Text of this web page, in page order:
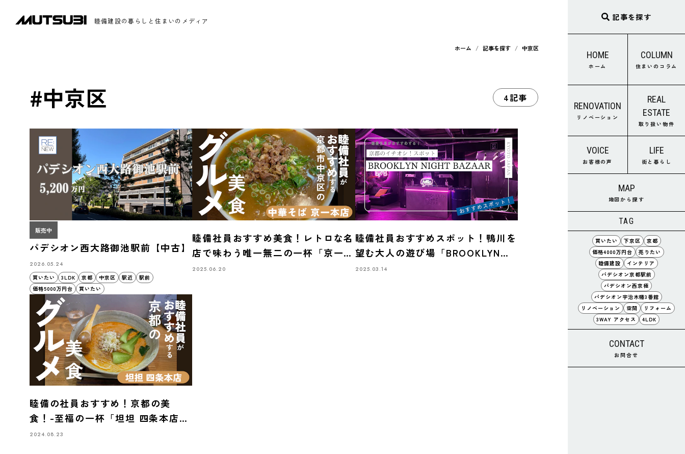
睦備建設の暮らしと住まいのメディア
ホーム 記事を探す 中京区
#中京区 4記事
販売中
パデシオン西大路御池駅前【中古】
2026.05.24
買いたい
3LDK 京都 中京区 駅近
駅前
価格5000万円台
買いたい
睦備社員おすすめ美食！レトロな名
店で味わう唯一無二の一杯「京一本
店」のカレー中華
2025.06.20
睦備社員おすすめスポット！鴨川を
望む大人の遊び場「BROOKLYN
NIGHT BAZAAR」
2025.03.14
睦備の社員おすすめ！京都の美
食！-至福の一杯「坦坦 四条本店」
で味わう極上担々麺-
2024.08.23
記事を探す
HOME
ホーム
COLUMN
住まいのコラム
RENOVATION
リノベーション
REAL
ESTATE
取り扱い物件
VOICE
お客様の声
LIFE
街と暮らし
MAP
地図から探す
TAG
買いたい 下京区
京都
価格4000万円台
売りたい
睦備建設
インテリア
パデシオン京都駅前
パデシオン西京極
パデシオン宇治木幡3番館
リノベーション
空間
リフォーム
3WAY アクセス
4LDK
CONTACT
お問合せ